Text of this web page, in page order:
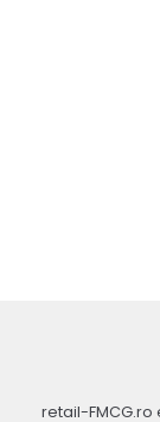
retail-